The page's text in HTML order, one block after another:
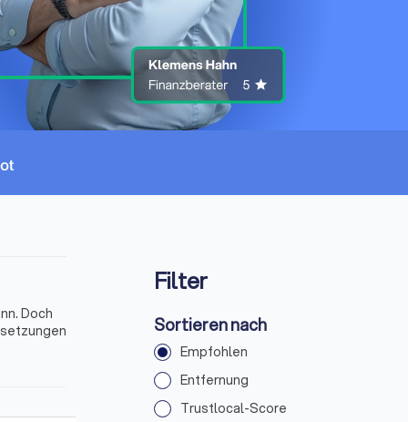
Doch
Filter
Sortieren nach
Empfohlen
Entfernung
Trustlocal-Score